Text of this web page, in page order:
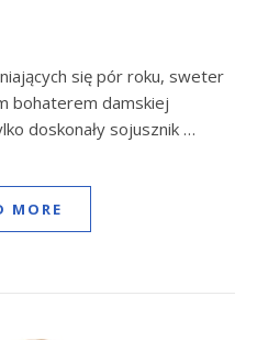
się pór roku, sweter
bohaterem damskiej
doskonały sojusznik …
MORE